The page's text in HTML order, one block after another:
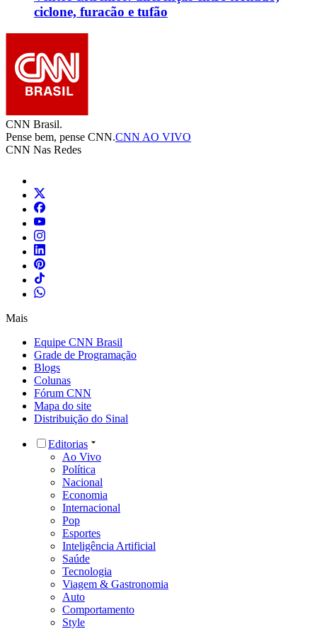
ciclone, furacão e tufão
CNN Brasil.
Pense bem, pense CNN.CNN AO VIVO
CNN Nas Redes
Mais
Equipe CNN Brasil
Grade de Programação
Blogs
Colunas
Fórum CNN
Mapa do site
Distribuição do Sinal
Editorias
Ao Vivo
Política
Nacional
Economia
Internacional
Pop
Esportes
Inteligência Artificial
Saúde
Tecnologia
Viagem & Gastronomia
Auto
Comportamento
Style